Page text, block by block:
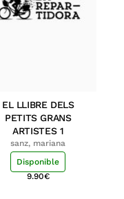
EL LLIBRE DELS
PETITS GRANS
ARTISTES 1
sanz, mariana
Disponible
9.90€